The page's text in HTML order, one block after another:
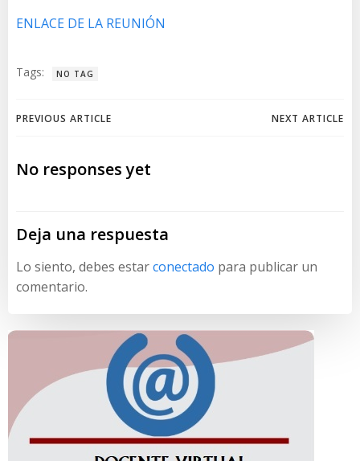
ENLACE DE LA REUNIÓN
Tags: NO TAG
Navegación
de
PREVIOUS ARTICLE
Navegación
NEXT ARTICLE
No responses yet
Deja una respuesta
Lo siento, debes estarconectado para publicar un
comentario.